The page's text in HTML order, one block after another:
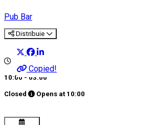
Pub Bar
Distribuie
Copied!
10:00 - 03:00
Closed Opens at 10:00